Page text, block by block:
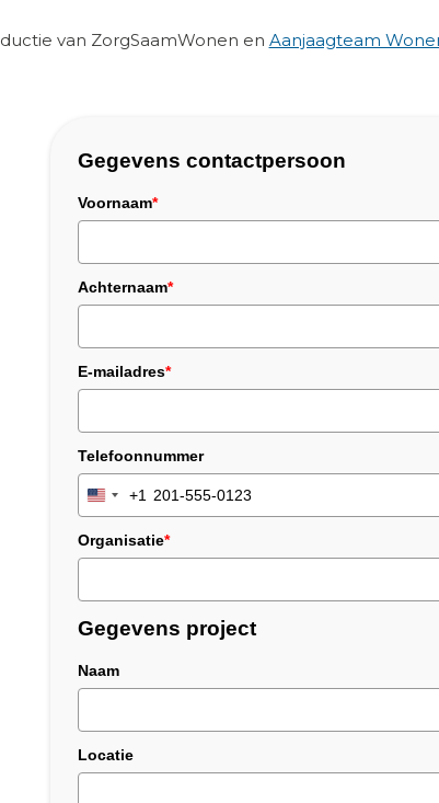
van ZorgSaamWonen en Aanjaagteam
Gegevens contactpersoon
Voornaam*
Achternaam*
E-mailadres*
Telefoonnummer
United
+1
+1
Organisatie*
Gegevens project
Naam
Locatie